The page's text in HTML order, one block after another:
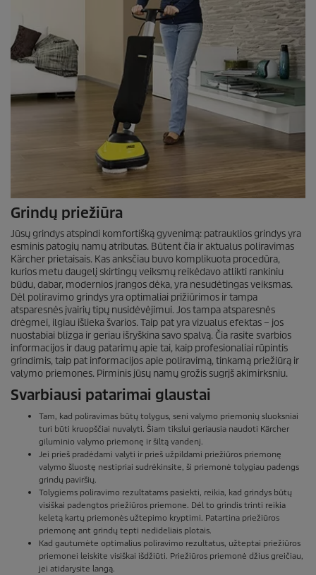
Grindų priežiūra
Jūsų grindys atspindi komfortišką gyvenimą: patrauklios grindys yra
esminis patogių namų atributas. Būtent čia ir aktualus poliravimas
Kärcher prietaisais. Kas anksčiau buvo komplikuota procedūra,
kurios metu daugelį skirtingų veiksmų reikėdavo atlikti rankiniu
būdu, dabar, modernios įrangos dėka, yra nesudėtingas veiksmas.
Dėl poliravimo grindys yra optimaliai prižiūrimos ir tampa
atsparesnės įvairių tipų nusidėvėjimui. Jos tampa atsparesnės
drėgmei, ilgiau išlieka švarios. Taip pat yra vizualus efektas – jos
nuostabiai blizga ir geriau išryškina savo spalvą. Čia rasite svarbios
informacijos ir daug patarimų apie tai, kaip profesionaliai rūpintis
grindimis, taip pat informacijos apie poliravimą, tinkamą priežiūrą ir
valymo priemones. Pirminis jūsų namų grožis sugrįš akimirksniu.
Svarbiausi patarimai glaustai
Tam, kad poliravimas būtų tolygus, seni valymo priemonių sluoksniai
turi būti kruopščiai nuvalyti. Šiam tikslui geriausia naudoti Kärcher
giluminio valymo priemonę ir šiltą vandenį.
Jei prieš pradėdami valyti ir prieš užpildami priežiūros priemonę
valymo šluostę nestipriai sudrėkinsite, ši priemonė tolygiau padengs
grindų paviršių.
Tolygiems poliravimo rezultatams pasiekti, reikia, kad grindys būtų
visiškai padengtos priežiūros priemone. Dėl to grindis trinti reikia
keletą kartų priemonės užtepimo kryptimi. Patartina priežiūros
priemonę ant grindų tepti nedideliais plotais.
Kad gautumėte optimalius poliravimo rezultatus, užteptai priežiūros
priemonei leiskite visiškai išdžiūti. Priežiūros priemonė džius greičiau,
jei atidarysite langą.